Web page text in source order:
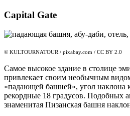
Capital Gate
© KULTOURNATOUR / pixabay.com / CC BY 2.0
Самое высокое здание в столице
привлекает своим необычным
«падающей башней», угол наклона
рекордные 18 градусов. Подобных
знаменитая Пизанская башня